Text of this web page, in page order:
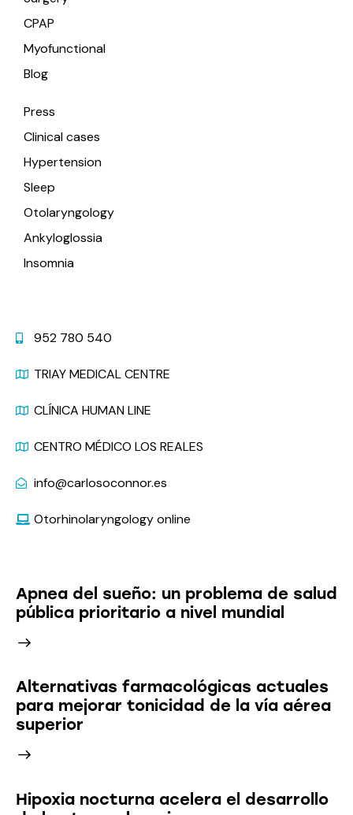
CPAP
Myofunctional
Blog
Press
Clinical cases
Hypertension
Sleep
Otolaryngology
Ankyloglossia
Insomnia
952 780 540
TRIAY MEDICAL CENTRE
CLÍNICA HUMAN LINE
CENTRO MÉDICO LOS REALES
info@carlosoconnor.es
Otorhinolaryngology online
Apnea del sueño: un problema de salud
pública prioritario a nivel mundial
Alternativas farmacológicas actuales
para mejorar tonicidad de la vía aérea
superior
Hipoxia nocturna acelera el desarrollo